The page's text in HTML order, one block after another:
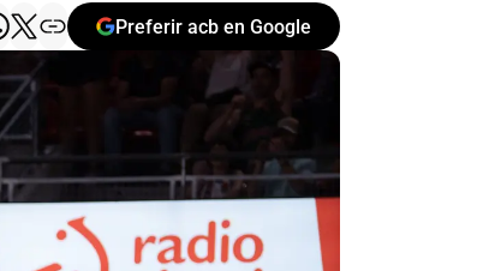
Preferir acb en Google